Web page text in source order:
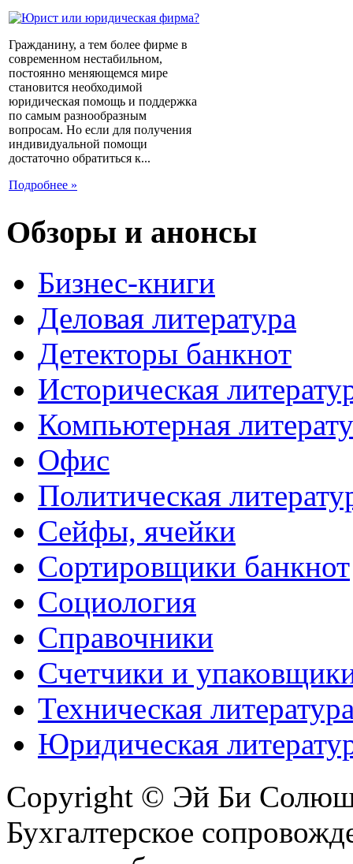
Гражданину, а тем более фирме в
современном нестабильном,
постоянно меняющемся мире
становится необходимой
юридическая помощь и поддержка
по самым разнообразным
вопросам. Но если для получения
индивидуальной помощи
достаточно обратиться к...
Подробнее »
Обзоры и анонсы
Бизнес-книги
Деловая литература
Детекторы банкнот
Историческая
Компьютерная
Офис
Политическая
Сейфы, ячейки
Сортировщики банкнот
Социология
Справочники
Счетчики и
Техническая
Юридическая
Copyright © Эй Би
Бухгалтерское